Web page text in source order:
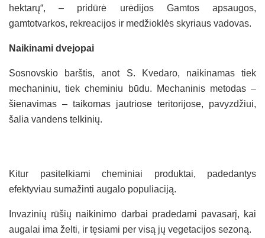
hektarų“, – pridūrė urėdijos Gamtos apsaugos,
gamtotvarkos, rekreacijos ir medžioklės skyriaus vadovas.
Naikinami dvejopai
Sosnovskio barštis, anot S. Kvedaro, naikinamas tiek
mechaniniu, tiek cheminiu būdu. Mechaninis metodas –
šienavimas – taikomas jautriose teritorijose, pavyzdžiui,
šalia vandens telkinių.
Kitur pasitelkiami cheminiai produktai, padedantys
efektyviau sumažinti augalo populiaciją.
Invazinių rūšių naikinimo darbai pradedami pavasarį, kai
augalai ima želti, ir tęsiami per visą jų vegetacijos sezoną.